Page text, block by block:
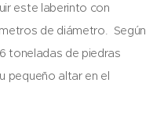
este laberinto con
de diámetro. Según
toneladas de piedras
pequeño altar en el